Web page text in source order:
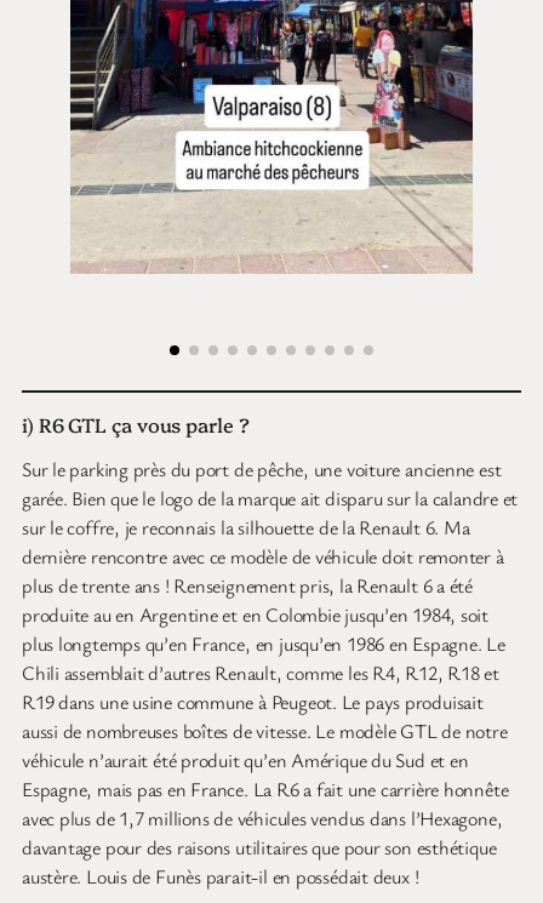
i) R6 GTL ça vous parle ?
Sur le parking près du port de pêche, une voiture ancienne est
garée. Bien que le logo de la marque ait disparu sur la calandre et
sur le coffre, je reconnais la silhouette de la Renault 6. Ma
dernière rencontre avec ce modèle de véhicule doit remonter à
plus de trente ans ! Renseignement pris, la Renault 6 a été
produite au en Argentine et en Colombie jusqu’en 1984, soit
plus longtemps qu’en France, en jusqu’en 1986 en Espagne. Le
Chili assemblait d’autres Renault, comme les R4, R12, R18 et
R19 dans une usine commune à Peugeot. Le pays produisait
aussi de nombreuses boîtes de vitesse. Le modèle GTL de notre
véhicule n’aurait été produit qu’en Amérique du Sud et en
Espagne, mais pas en France. La R6 a fait une carrière honnête
avec plus de 1,7 millions de véhicules vendus dans l’Hexagone,
davantage pour des raisons utilitaires que pour son esthétique
austère. Louis de Funès parait-il en possédait deux !